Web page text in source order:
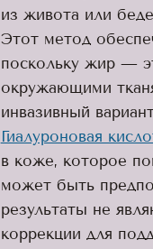
из живота или
Этот метод
поскольку жир —
окружающими
инвазивный
Гиалуроновая
в коже, которое
может быть
результаты не
коррекции для